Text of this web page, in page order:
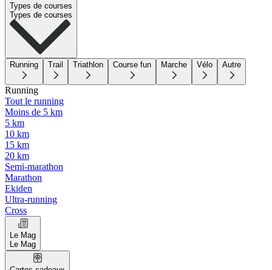
Types de courses
Types de courses
Running Trail Triathlon Course fun Marche Vélo Autre
Running
Tout le running
Moins de 5 km
5 km
10 km
15 km
20 km
Semi-marathon
Marathon
Ekiden
Ultra-running
Cross
Le Mag
Le Mag